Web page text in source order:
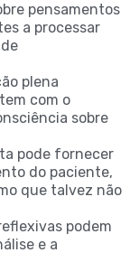
pensamentos
a processar
plena
com o
sobre
pode fornecer
do paciente,
que talvez não
podem
e a